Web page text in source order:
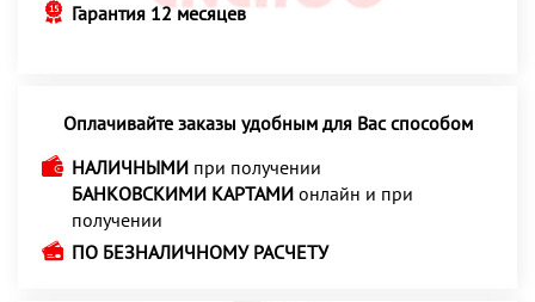
Гарантия 12 месяцев
Оплачивайте заказы удобным для Вас способом
НАЛИЧНЫМИ при получении
БАНКОВСКИМИ КАРТАМИ онлайн и при
получении
ПО БЕЗНАЛИЧНОМУ РАСЧЕТУ